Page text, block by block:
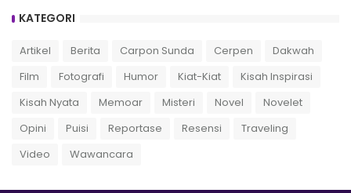
KATEGORI
Artikel Berita Carpon Sunda Cerpen
Dakwah
Film
Fotografi Humor Kiat-Kiat
Kisah Inspirasi
Kisah Nyata
Memoar Misteri Novel
Novelet
Opini
Puisi Reportase Resensi
Traveling
Video
Wawancara